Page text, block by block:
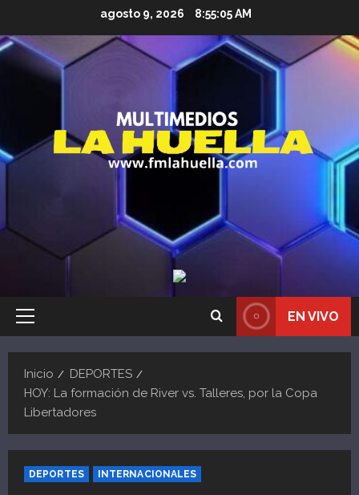
contenido
agosto 9, 2026 8:55:07 AM
Menú
EN VIVO
Inicio
DEPORTES
HOY: La formación de River vs. Talleres, por la Copa
Libertadores
DEPORTES INTERNACIONALES